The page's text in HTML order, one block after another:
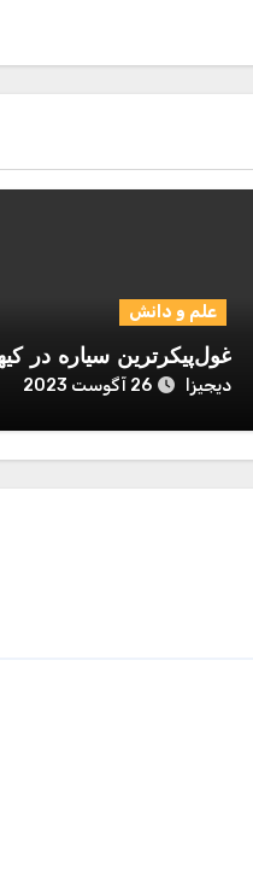
علم و دانش
غول‌پیکرترین سیاره در
دیجیزا 26 آگوست 2023